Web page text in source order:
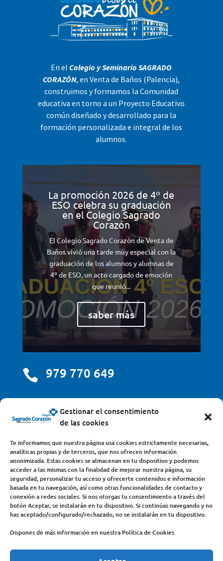
Gestionar el consentimiento
de las cookies
Te informamos que nuestra página usa cookies estrictamente necesarias,
analíticas propias y de terceros, que nos ofrecen información
anonimizada. Estas cookies se almacenan en tu dispositivo y podemos
acceder a las mismas con la finalidad de mejorar nuestra página, su
seguridad, personalizar tu acceso y ofrecerte contenidos e información
basada en tu navegación, así como otras funcionalidades de contacto y
conexión a redes sociales. Si nos otorgas tu consentimiento a través del
botón Aceptar, se instalarán en tu dispositivo. Si continúas navegando y no
has aceptado/configurado/rechazado, no se instalarán en tu dispositivo.
Dispones de más información en nuestra Política de Cookies
En el Colegio y Seminario SAGRADO
CORAZÓN, en Venta de Baños (Palencia),
construimos y formamos la Comunidad
educativa en torno a un Proyecto Educativo
común diseñado y desarrollado para la
formación personalizada e integral de los
alumnos.
La promoción 2026 de 4º de
ESO celebra su graduación
en el Colegio Sagrado
Corazón
El Colegio Sagrado Corazón de Venta de
Baños vivió una tarde muy especial con la
graduación de los alumnos y alumnas de
4º de ESO, un acto cargado de emoción
que reunió...
saber más
 979 770 649
centro@scjdehon.com
Colegio y Seminario Sagrado Corazón
Avda. Castilla y León, s/n – 34200 – Venta de Baños
(Palencia) – Teléfono 979770649